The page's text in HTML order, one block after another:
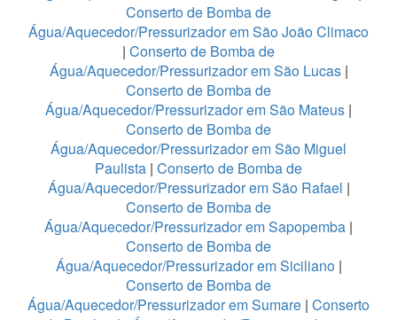
Conserto de Bomba de
Água/Aquecedor/Pressurizador em São João Climaco
| Conserto de Bomba de
Água/Aquecedor/Pressurizador em São Lucas|
Conserto de Bomba de
Água/Aquecedor/Pressurizador em São Mateus |
Conserto de Bomba de
Água/Aquecedor/Pressurizador em São Miguel
Paulista | Conserto de Bomba de
Água/Aquecedor/Pressurizador em São Rafael |
Conserto de Bomba de
Água/Aquecedor/Pressurizador em Sapopemba |
Conserto de Bomba de
Água/Aquecedor/Pressurizador em Siciliano|
Conserto de Bomba de
Água/Aquecedor/Pressurizador em Sumare | Conserto